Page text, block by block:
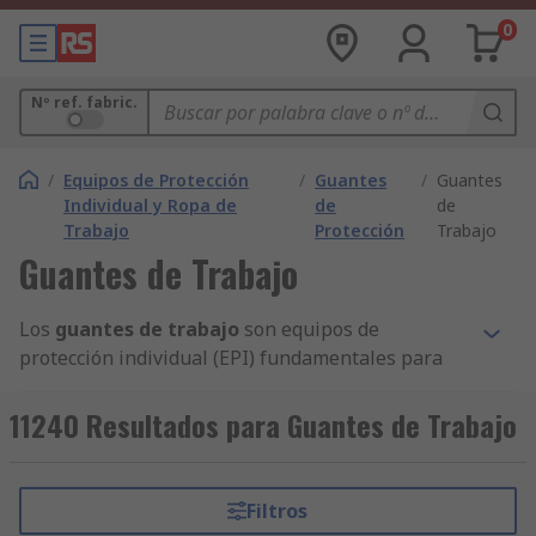
0
Nº ref. fabric.
/ Equipos de Protección
Individual y Ropa de
Trabajo
/ Guantes
de
Protección
/ Guantes
de
Trabajo
Guantes de Trabajo
Los guantes de trabajo son equipos de
protección individual (EPI) fundamentales para
mecánicos, cortes, abrasión, impactos, agentes
químicos o térmicos durante tareas industriales,
diseñados para ofrecer seguridad, durabilidad y
ergonomía, permitiendo al trabajador mantener
11240 Resultados para Guantes de Trabajo
Filtros